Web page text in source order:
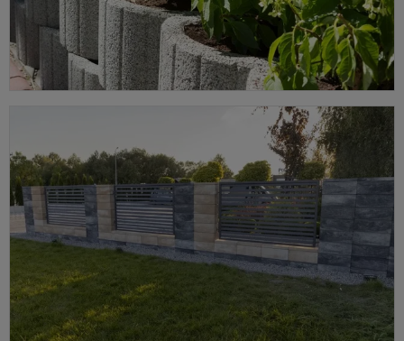
Pokaż podkategorie
ZOBACZ KATEGORIĘ ➔
Betonowe donice ogrodowe — porządkują trawnik i rabaty, stawiasz
od razu, bez budowy muru oporowego.
ZOBACZ OFERTĘ ➔